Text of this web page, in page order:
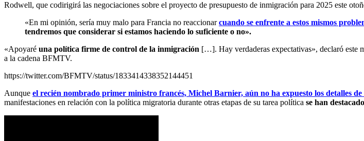
Rodwell, que codirigirá las negociaciones sobre el proyecto de presupuesto de inmigración para 2025 este
«En mi opinión, sería muy malo para Francia no reaccionarcuando se enfrente a estos mismos
tendremos que considerar si estamos haciendo lo suficiente o no».
«Apoyaré una política firme de control de la inmigración […]. Hay verdaderas expectativas», declaró este
a la cadena BFMTV.
https://twitter.com/BFMTV/status/1833414338352144451
Aunque el recién nombrado primer ministro francés, Michel Barnier, aún no ha expuesto los detalles
manifestaciones en relación con la política migratoria durante otras etapas de su tarea política se han